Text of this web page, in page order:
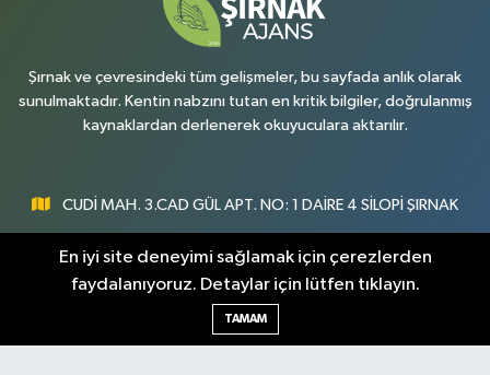
Yol Tarifi Al
Şırnak ve çevresindeki tüm gelişmeler, bu sayfada anlık olarak
sunulmaktadır. Kentin nabzını tutan en kritik bilgiler, doğrulanmış
kaynaklardan derlenerek okuyuculara aktarılır.
CUDİ MAH. 3.CAD GÜL APT. NO: 1 DAİRE 4 SİLOPİ ŞIRNAK
0547 300 73 73
[email protected]
En iyi site deneyimi sağlamak için çerezlerden
faydalanıyoruz. Detaylar için lütfen tıklayın.
TAMAM